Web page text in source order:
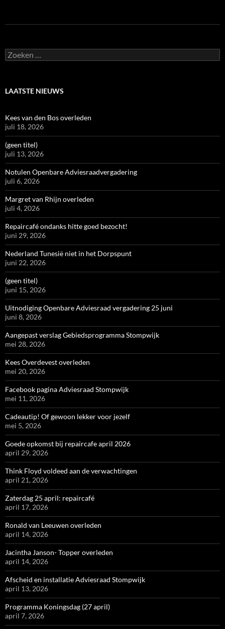
Zoeken
naar:
LAATSTE NIEUWS
Kees van den Bos overleden
juli 18, 2026
(geen titel)
juli 13, 2026
Notulen Openbare Adviesraadvergadering
juli 6, 2026
Margret van Rhijn overleden
juli 4, 2026
Repaircafé ondanks hitte goed bezocht!
juni 29, 2026
Nederland Tunesië niet in het Dorpspunt
juni 22, 2026
(geen titel)
juni 15, 2026
Uitnodiging Openbare Adviesraad vergadering 25 juni
juni 8, 2026
Aangepast verslag Gebiedsprogramma Stompwijk
mei 28, 2026
Kees Overdevest overleden
mei 20, 2026
Facebook pagina Adviesraad Stompwijk
mei 11, 2026
Cadeautip! Of gewoon lekker voor jezelf
mei 5, 2026
Goede opkomst bij repaircafe april 2026
april 29, 2026
Think Floyd voldeed aan de verwachtingen
april 21, 2026
Zaterdag 25 april: repaircafé
april 17, 2026
Ronald van Leeuwen overleden
april 14, 2026
Jacintha Janson- Topper overleden
april 14, 2026
Afscheid en installatie Adviesraad Stompwijk
april 13, 2026
Programma Koningsdag (27 april)
april 7, 2026